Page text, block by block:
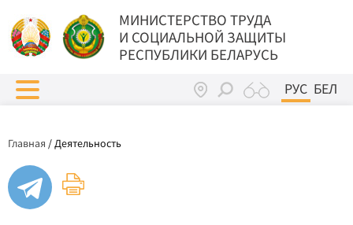
МИНИСТЕРСТВО ТРУДА
И СОЦИАЛЬНОЙ ЗАЩИТЫ
РЕСПУБЛИКИ БЕЛАРУСЬ
РУС БЕЛ
Главная /Деятельность